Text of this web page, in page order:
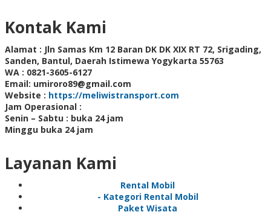
Kontak Kami
Alamat : Jln Samas Km 12 Baran DK DK XIX RT 72, Srigading,
Sanden, Bantul, Daerah Istimewa Yogykarta 55763
WA : 0821-3605-6127
Email: umiroro89@gmail.com
Website : https://meliwistransport.com
Jam Operasional :
Senin – Sabtu : buka 24 jam
Minggu buka 24 jam
Layanan Kami
Rental Mobil
- Kategori Rental Mobil
Paket Wisata